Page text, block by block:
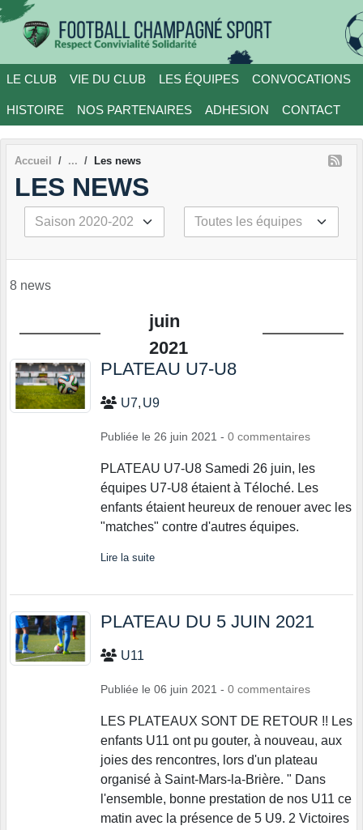
LE CLUB VIE DU CLUB LES ÉQUIPES CONVOCATIONS
HISTOIRE NOS PARTENAIRES ADHESION CONTACT
Accueil Les news
LES NEWS
8 news
juin
2021
PLATEAU U7-U8
U7 U9
Publiée le 26 juin 2021 - 0 commentaires
PLATEAU U7-U8 Samedi 26 juin, les
équipes U7-U8 étaient à Téloché. Les
enfants étaient heureux de renouer avec les
"matches" contre d'autres équipes.
Lire la suite
PLATEAU DU 5 JUIN 2021
U11
Publiée le 06 juin 2021 - 0 commentaires
LES PLATEAUX SONT DE RETOUR !! Les
enfants U11 ont pu gouter, à nouveau, aux
joies des rencontres, lors d'un plateau
organisé à Saint-Mars-la-Brière. " Dans
l'ensemble, bonne prestation de nos U11 ce
matin avec la présence de 5 U9. 2 Victoires
Panneau de gestion des cookies